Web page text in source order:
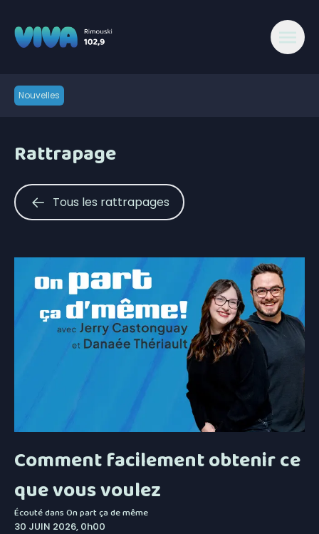
Nouvelles
Rattrapage
Tous les rattrapages
Comment facilement obtenir ce
que vous voulez
Écouté dansOn part ça de même
30 JUIN 2026, 0h00